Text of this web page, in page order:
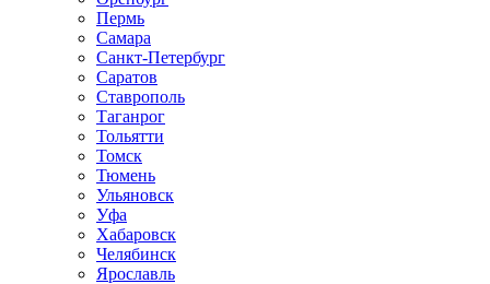
Пермь
Самара
Санкт-Петербург
Саратов
Ставрополь
Таганрог
Тольятти
Томск
Тюмень
Ульяновск
Уфа
Хабаровск
Челябинск
Ярославль